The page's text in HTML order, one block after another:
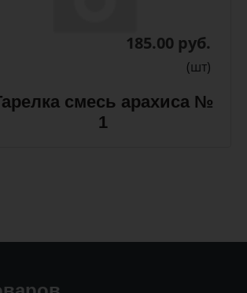
185.00 руб.
(шт)
смесь арахиса №
1